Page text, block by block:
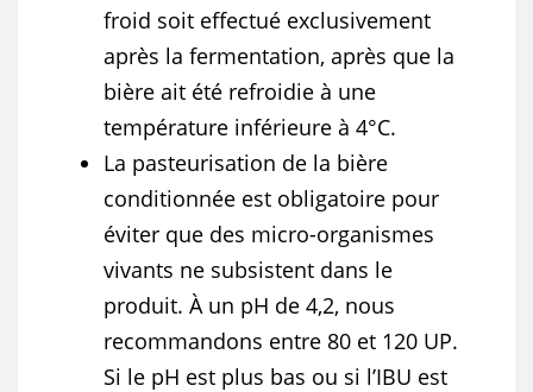
froid soit effectué exclusivement
après la fermentation, après que la
bière ait été refroidie à une
température inférieure à 4°C.
La pasteurisation de la bière
conditionnée est obligatoire pour
éviter que des micro-organismes
vivants ne subsistent dans le
produit. À un pH de 4,2, nous
recommandons entre 80 et 120 UP.
Si le pH est plus bas ou si l’IBU est